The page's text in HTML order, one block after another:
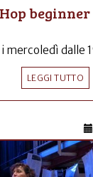
beginner
mercoledì dalle
LEGGI TUTTO